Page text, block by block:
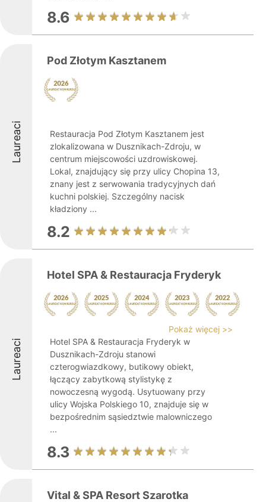
8.6
Laureaci
Pod Złotym Kasztanem
Restauracja Pod Złotym Kasztanem jest
zlokalizowana w Dusznikach-Zdroju, w
centrum miejscowości uzdrowiskowej.
Lokal, znajdujący się przy ulicy Chopina 13,
znany jest z serwowania tradycyjnych dań
kuchni polskiej. Szczególny nacisk
kładziony ...
8.2
Laureaci
Hotel SPA & Restauracja Fryderyk
Pokaż więcej >>
Hotel SPA & Restauracja Fryderyk w
Dusznikach-Zdroju stanowi
czterogwiazdkowy, butikowy obiekt,
łączący zabytkową stylistykę z
nowoczesną wygodą. Usytuowany przy
ulicy Wojska Polskiego 10, znajduje się w
bezpośrednim sąsiedztwie malowniczego
...
8.3
Vital & SPA Resort Szarotka